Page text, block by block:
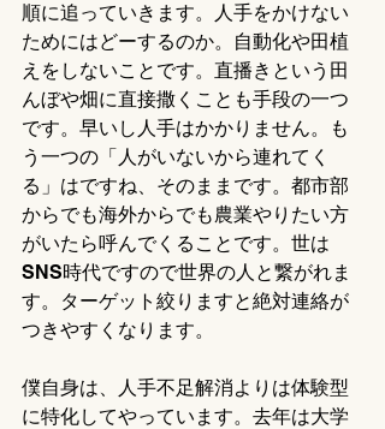
順に追っていきます。人手をかけない
ためにはどーするのか。自動化や田植
えをしないことです。直播きという田
んぼや畑に直接撒くことも手段の一つ
です。早いし人手はかかりません。も
う一つの「人がいないから連れてく
る」はですね、そのままです。都市部
からでも海外からでも農業やりたい方
がいたら呼んでくることです。世は
SNS時代ですので世界の人と繋がれま
す。ターゲット絞りますと絶対連絡が
つきやすくなります。
僕自身は、人手不足解消よりは体験型
に特化してやっています。去年は大学